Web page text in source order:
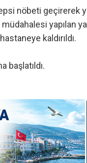
nöbeti geçirerek
yapılan
kaldırıldı.
başlatıldı.